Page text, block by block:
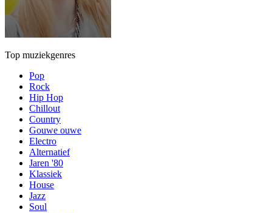
Top muziekgenres
Pop
Rock
Hip Hop
Chillout
Country
Gouwe ouwe
Electro
Alternatief
Jaren '80
Klassiek
House
Jazz
Soul